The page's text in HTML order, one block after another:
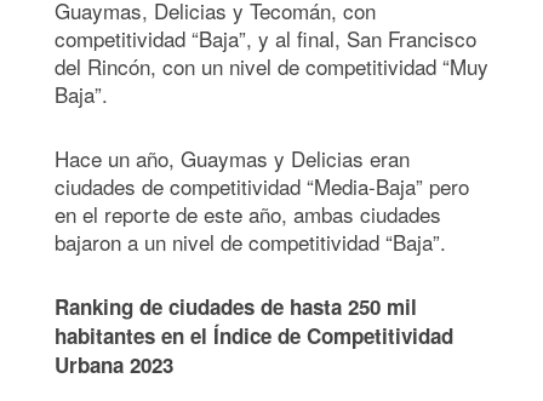
Guaymas, Delicias y Tecomán, con
competitividad “Baja”, y al final, San Francisco
del Rincón, con un nivel de competitividad “Muy
Baja”.
Hace un año, Guaymas y Delicias eran
ciudades de competitividad “Media-Baja” pero
en el reporte de este año, ambas ciudades
bajaron a un nivel de competitividad “Baja”.
Ranking de ciudades de hasta 250 mil
habitantes en el Índice de Competitividad
Urbana 2023